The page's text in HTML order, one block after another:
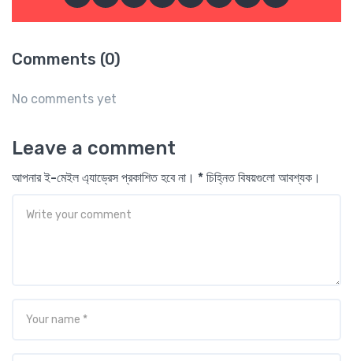
Comments (0)
No comments yet
Leave a comment
আপনার ই-মেইল এ্যাড্রেস প্রকাশিত হবে না। * চিহ্নিত বিষয়গুলো আবশ্যক।